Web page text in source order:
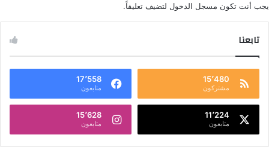
يجب أنت تكون مسجل الدخول لتضيف تعليقاً.
تابعنا
15٬480
مشتركون
17٬558
متابعون
11٬224
متابعون
15٬628
متابعون